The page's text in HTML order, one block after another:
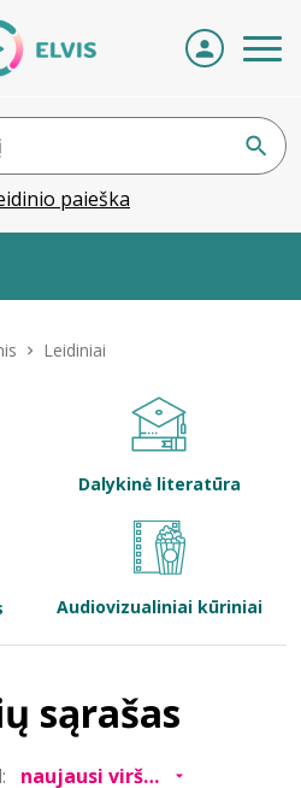
paieška
Leidiniai
Dalykinė literatūra
Audiovizualiniai kūriniai
sąrašas